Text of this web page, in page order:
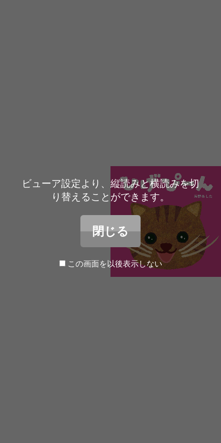
ビューア設定より、縦読みと横読みを切
り替えることができます。
閉じる
この画面を以後表示しない